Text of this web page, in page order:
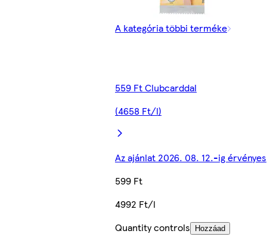
A kategória többi terméke
559 Ft Clubcarddal
(4658 Ft/l)
Az ajánlat 2026. 08. 12.-ig érvényes
599 Ft
4992 Ft/l
Quantity controls
Hozzáad